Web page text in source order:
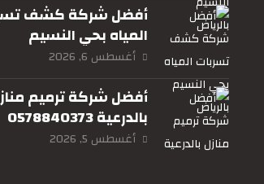
أفضل شركة كشف
المياه بحي النسيم
بالرياض0578840373
أغسطس 6, 2026
أفضل شركة ترميم
بالدرعية 0578840373
أغسطس 5, 2026